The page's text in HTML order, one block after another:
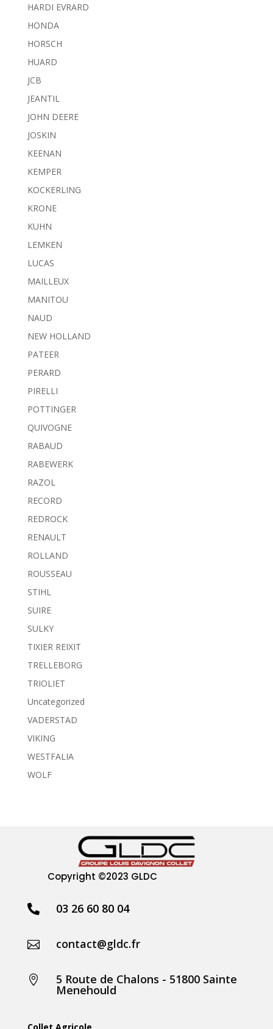
HARDI EVRARD
HONDA
HORSCH
HUARD
JCB
JEANTIL
JOHN DEERE
JOSKIN
KEENAN
KEMPER
KOCKERLING
KRONE
KUHN
LEMKEN
LUCAS
MAILLEUX
MANITOU
NAUD
NEW HOLLAND
PATEER
PERARD
PIRELLI
POTTINGER
QUIVOGNE
RABAUD
RABEWERK
RAZOL
RECORD
REDROCK
RENAULT
ROLLAND
ROUSSEAU
STIHL
SUIRE
SULKY
TIXIER REIXIT
TRELLEBORG
TRIOLIET
Uncategorized
VADERSTAD
VIKING
WESTFALIA
WOLF
Copyright ©2023 GLDC
 03 26 60 80 04
 contact@gldc.fr
 5 Route de Chalons - 51800 Sainte
Menehould